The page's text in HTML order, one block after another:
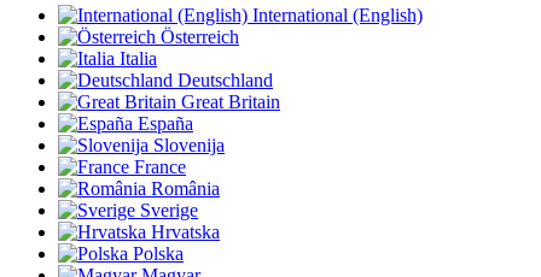
International (English)
Österreich
Italia
Deutschland
Great Britain
España
Slovenija
France
România
Sverige
Hrvatska
Polska